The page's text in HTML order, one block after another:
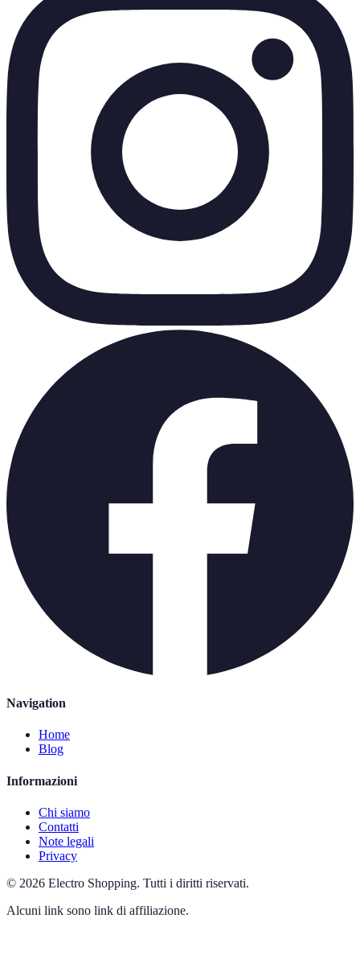
Navigation
Home
Blog
Informazioni
Chi siamo
Contatti
Note legali
Privacy
© 2026 Electro Shopping. Tutti i diritti riservati.
Alcuni link sono link di affiliazione.